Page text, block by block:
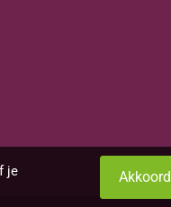
je
Akkoord